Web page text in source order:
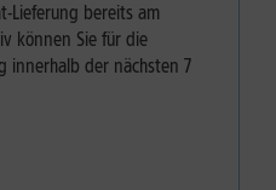
Lieferung bereits am
können Sie für die
innerhalb der nächsten 7